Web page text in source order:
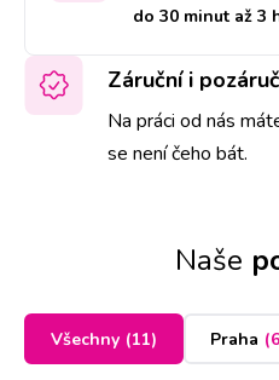
do 30 minut až 3
Záruční i
Na práci od nás
se není čeho bát.
Naše
Všechny (11) Praha (6